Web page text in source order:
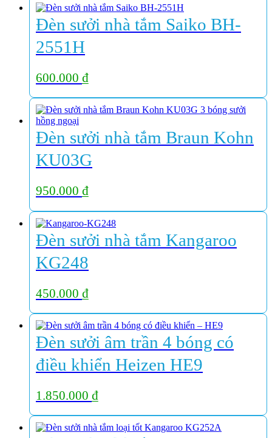
Đèn sưởi nhà tắm Saiko BH-
2551H
600.000 ₫
Đèn sưởi nhà tắm Braun Kohn
KU03G
950.000 ₫
Đèn sưởi nhà tắm Kangaroo
KG248
450.000 ₫
Đèn sưởi âm trần 4 bóng có
điều khiển Heizen HE9
1.850.000 ₫